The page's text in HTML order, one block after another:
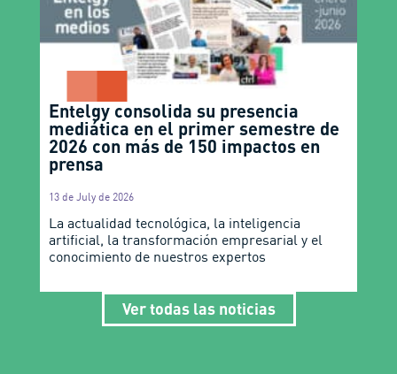
Entelgy consolida su presencia
mediática en el primer semestre de
2026 con más de 150 impactos en
prensa
13 de July de 2026
La actualidad tecnológica, la inteligencia
artificial, la transformación empresarial y el
conocimiento de nuestros expertos
Ver todas las noticias